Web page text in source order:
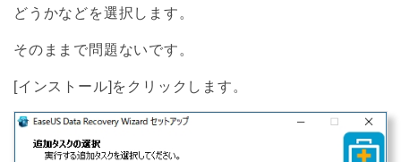
どうかなどを選択します。
そのままで問題ないです。
[インストール]をクリックします。